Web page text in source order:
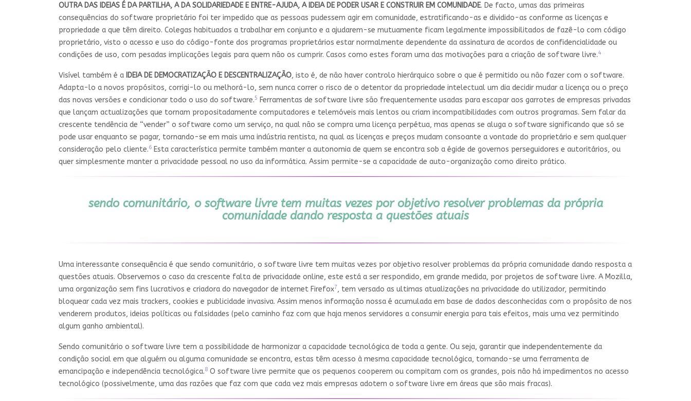
OUTRA DAS IDEIAS É DA PARTILHA, A DA SOLIDARIEDADE E ENTRE-AJUDA, A IDEIA DE PODER USAR E CONSTRUIR EM COMUNIDADE. De facto, umas das primeiras
consequências do software proprietário foi ter impedido que as pessoas pudessem agir em comunidade, estratificando-as e dividido-as conforme as licenças e
propriedade a que têm direito. Colegas habituados a trabalhar em conjunto e a ajudarem-se mutuamente ficam legalmente impossibilitados de fazê-lo com código
proprietário, visto o acesso e uso do código-fonte dos programas proprietários estar normalmente dependente da assinatura de acordos de confidencialidade ou
condições de uso, com pesadas implicações legais para quem não os cumprir. Casos como estes foram uma das motivações para a criação de software livre.4
Visível também é a IDEIA DE DEMOCRATIZAÇÃO E DESCENTRALIZAÇÃO, isto é, de não haver controlo hierárquico sobre o que é permitido ou não fazer com o software.
Adapta-lo a novos propósitos, corrigi-lo ou melhorá-lo, sem nunca correr o risco de o detentor da propriedade intelectual um dia decidir mudar a licença ou o preço
das novas versões e condicionar todo o uso do software.5 Ferramentas de software livre são frequentemente usadas para escapar aos garrotes de empresas privadas
que lançam actualizações que tornam propositadamente computadores e telemóveis mais lentos ou criam incompatibilidades com outros programas. Sem falar da
crescente tendência de “vender” o software como um serviço, na qual não se compra uma licença perpétua, mas apenas se aluga o software significando que só se
pode usar enquanto se pagar, tornando-se em mais uma indústria rentista, na qual as licenças e preços mudam consoante a vontade do proprietário e sem qualquer
consideração pelo cliente.6 Esta característica permite também manter a autonomia de quem se encontra sob a égide de governos perseguidores e autoritários, ou
quer simplesmente manter a privacidade pessoal no uso da informática. Assim permite-se a capacidade de auto-organização como direito prático.
sendo comunitário, o software livre tem muitas vezes por objetivo resolver problemas da própria
comunidade dando resposta a questões atuais
Uma interessante consequência é que sendo comunitário, o software livre tem muitas vezes por objetivo resolver problemas da própria comunidade dando resposta a
questões atuais. Observemos o caso da crescente falta de privacidade online, este está a ser respondido, em grande medida, por projetos de software livre. A Mozilla,
uma organização sem fins lucrativos e criadora do navegador de internet Firefox7, tem versado as ultimas atualizações na privacidade do utilizador, permitindo
bloquear cada vez mais trackers, cookies e publicidade invasiva. Assim menos informação nossa é acumulada em base de dados desconhecidas com o propósito de nos
venderem produtos, ideias políticas ou falsidades (pelo caminho faz com que haja menos servidores a consumir energia para tais efeitos, mais uma vez permitindo
algum ganho ambiental).
Sendo comunitário o software livre tem a possibilidade de harmonizar a capacidade tecnológica de toda a gente. Ou seja, garantir que independentemente da
condição social em que alguém ou alguma comunidade se encontra, estas têm acesso à mesma capacidade tecnológica, tornando-se uma ferramenta de
emancipação e independência tecnológica.8 O software livre permite que os pequenos cooperem ou compitam com os grandes, pois não há impedimentos no acesso
tecnológico (possivelmente, uma das razões que faz com que cada vez mais empresas adotem o software livre em áreas que são mais fracas).